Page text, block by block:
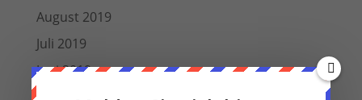
August 2019
Juli 2019
Juni 2019